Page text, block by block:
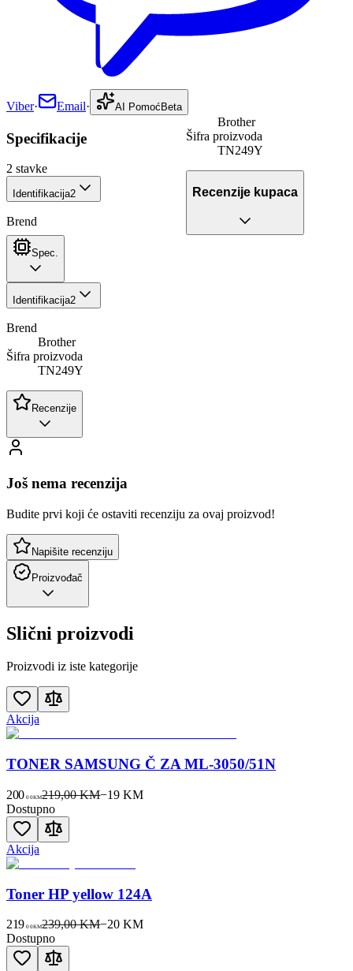
Viber· Email· AI Pomoć Beta
Specifikacije
2 stavke
Identifikacija2
Brend
Brother
Šifra proizvoda
TN249Y
Recenzije kupaca
Spec.
Identifikacija2
Brend
Brother
Šifra proizvoda
TN249Y
Recenzije
Još nema recenzija
Budite prvi koji će ostaviti recenziju za ovaj proizvod!
Napišite recenziju
Proizvođač
Slični proizvodi
Proizvodi iz iste kategorije
Akcija
TONER SAMSUNG Č ZA ML-3050/51N
200 00KM219,00 KM−19 KM
Dostupno
Akcija
Toner HP yellow 124A
219 00KM239,00 KM−20 KM
Dostupno